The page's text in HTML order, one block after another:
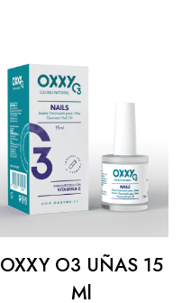
OXXY O3 UÑAS 15
Ml